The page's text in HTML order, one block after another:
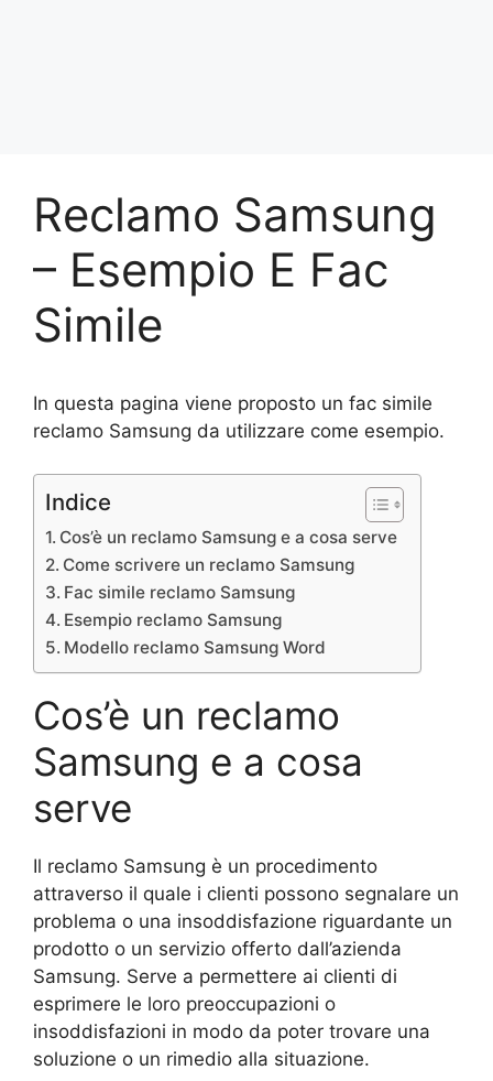
Reclamo Samsung
– Esempio E Fac
Simile
In questa pagina viene proposto un fac simile
reclamo Samsung da utilizzare come esempio.
Indice
Cos’è un reclamo Samsung e a cosa serve
Come scrivere un reclamo Samsung
Fac simile reclamo Samsung
Esempio reclamo Samsung
Modello reclamo Samsung Word
Cos’è un reclamo
Samsung e a cosa
serve
Il reclamo Samsung è un procedimento
attraverso il quale i clienti possono segnalare un
problema o una insoddisfazione riguardante un
prodotto o un servizio offerto dall’azienda
Samsung. Serve a permettere ai clienti di
esprimere le loro preoccupazioni o
insoddisfazioni in modo da poter trovare una
soluzione o un rimedio alla situazione.